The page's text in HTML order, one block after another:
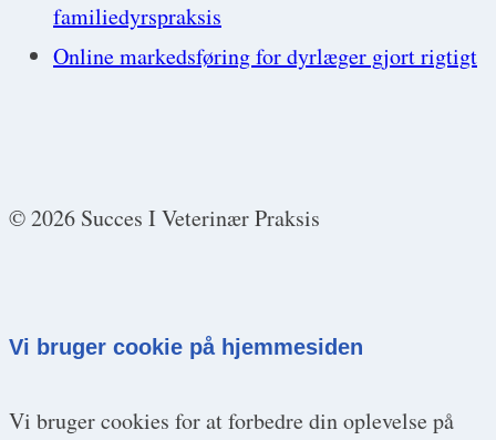
familiedyrspraksis
Online markedsføring for dyrlæger gjort rigtigt
© 2026 Succes I Veterinær Praksis
Vi bruger cookie på hjemmesiden
Vi bruger cookies for at forbedre din oplevelse på